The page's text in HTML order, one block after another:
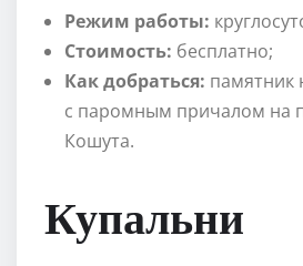
Режим работы:
Стоимость: бесплатно;
Как добраться: памятник
с паромным причалом на
Кошута.
Купальни